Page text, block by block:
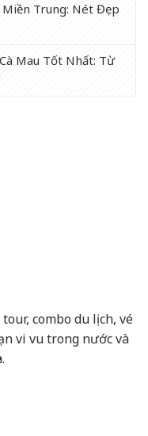
Trung: Nét Đẹp
Mau Tốt Nhất: Từ
combo du lịch, vé
vi vu trong nước và